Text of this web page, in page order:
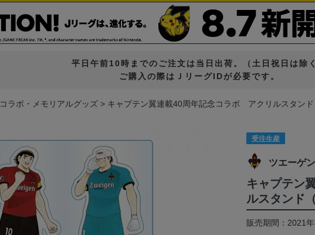
平日午前10時までのご注文は当日出荷。（土日祝日は除く
ご購入の際はＪリーグIDが必要です。
コラボ・メモリアルグッズ キャプテン翼連載40周年記念コラボ アクリルスタンド
受注生産
ツエーゲ
キャプテン
ルスタンド
販売期間：2021